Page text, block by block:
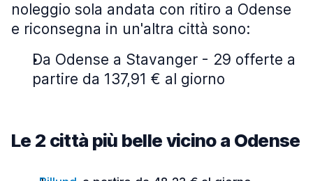
noleggio sola andata con ritiro a Odense
e riconsegna in un'altra città sono:
Da Odense a Stavanger - 29 offerte a
partire da 137,91 € al giorno
Le 2 città più belle vicino a Odense